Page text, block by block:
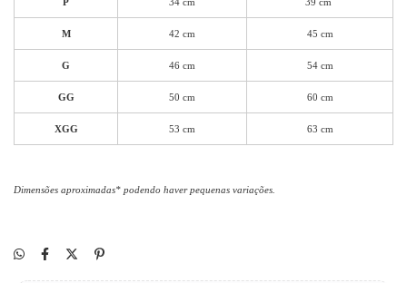
M 42 cm 45 cm
G 46 cm 54 cm
GG 50 cm 60 cm
XGG 53 cm 63 cm
Dimensões aproximadas* podendo haver pequenas variações.